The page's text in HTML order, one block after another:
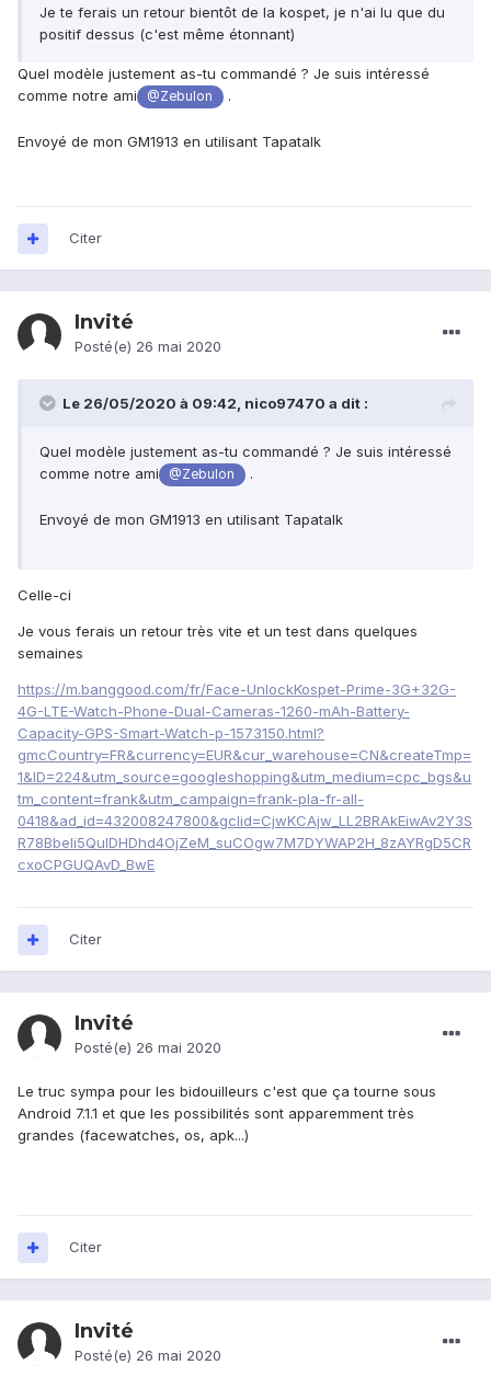
Je te ferais un retour bientôt de la kospet, je n'ai lu que du
positif dessus (c'est même étonnant)
Quel modèle justement as-tu commandé ? Je suis intéressé
comme notre ami
@Zebulon .
Envoyé de mon GM1913 en utilisant Tapatalk
Citer
Invité
Posté(e) 26 mai 2020
Le 26/05/2020 à 09:42, nico97470 a dit :
Quel modèle justement as-tu commandé ? Je suis intéressé
comme notre ami
@Zebulon .
Envoyé de mon GM1913 en utilisant Tapatalk
Celle-ci
Je vous ferais un retour très vite et un test dans quelques
semaines
https://m.banggood.com/fr/Face-UnlockKospet-Prime-3G+32G-
4G-LTE-Watch-Phone-Dual-Cameras-1260-mAh-Battery-
Capacity-GPS-Smart-Watch-p-1573150.html?
gmcCountry=FR&currency=EUR&cur_warehouse=CN&createTmp=
1&ID=224&utm_source=googleshopping&utm_medium=cpc_bgs&u
tm_content=frank&utm_campaign=frank-pla-fr-all-
0418&ad_id=432008247800&gclid=CjwKCAjw_LL2BRAkEiwAv2Y3S
R78Bbeli5QulDHDhd4OjZeM_suCOgw7M7DYWAP2H_8zAYRgD5CR
cxoCPGUQAvD_BwE
Citer
Invité
Posté(e) 26 mai 2020
Le truc sympa pour les bidouilleurs c'est que ça tourne sous
Android 7.1.1 et que les possibilités sont apparemment très
grandes (facewatches, os, apk...)
Citer
Invité
Posté(e) 26 mai 2020